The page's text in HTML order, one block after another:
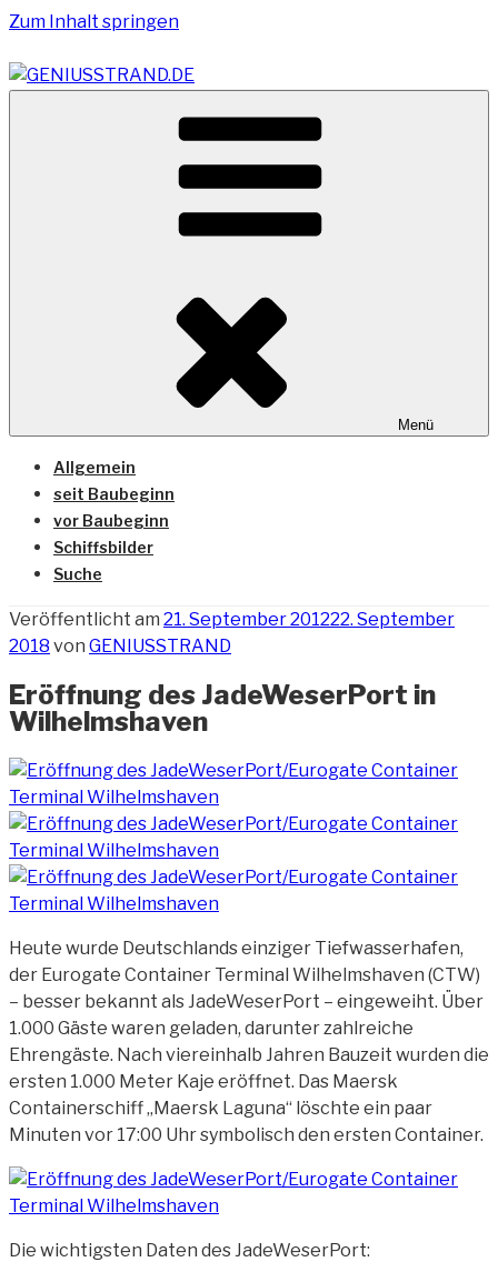
Zum Inhalt springen
GENIUSSTRAND.DE
Vom Geniusstrand zum JadeWeserPort/Container
Terminal Wilhelmshaven
Menü
Allgemein
seit Baubeginn
vor Baubeginn
Schiffsbilder
Suche
Veröffentlicht am 21. September 201222. September
2018 von GENIUSSTRAND
Eröffnung des JadeWeserPort in
Wilhelmshaven
Heute wurde Deutschlands einziger Tiefwasserhafen,
der Eurogate Container Terminal Wilhelmshaven (CTW)
– besser bekannt als JadeWeserPort – eingeweiht. Über
1.000 Gäste waren geladen, darunter zahlreiche
Ehrengäste. Nach viereinhalb Jahren Bauzeit wurden die
ersten 1.000 Meter Kaje eröffnet. Das Maersk
Containerschiff „Maersk Laguna“ löschte ein paar
Minuten vor 17:00 Uhr symbolisch den ersten Container.
Die wichtigsten Daten des JadeWeserPort: